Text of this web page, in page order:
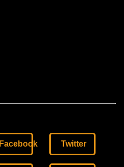
Facebook Twitter